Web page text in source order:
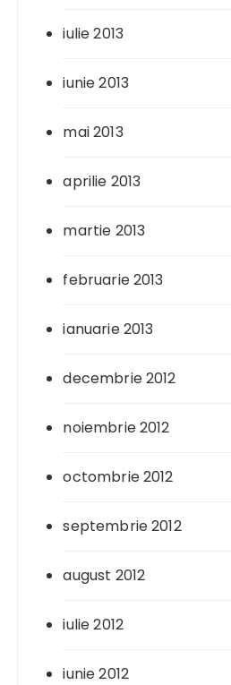
iulie 2013
iunie 2013
mai 2013
aprilie 2013
martie 2013
februarie 2013
ianuarie 2013
decembrie 2012
noiembrie 2012
octombrie 2012
septembrie 2012
august 2012
iulie 2012
iunie 2012